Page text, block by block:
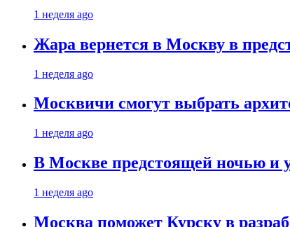
1 неделя ago
Жара вернется в Москву в
1 неделя ago
Москвичи смогут выбрать
1 неделя ago
В Москве предстоящей ночью и
1 неделя ago
Москва поможет Курску в